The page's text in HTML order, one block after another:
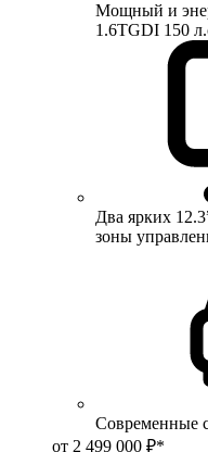
Мощный и
1.6TGDI 150
Два ярких
зоны
Современные
от 2 499 000 ₽*